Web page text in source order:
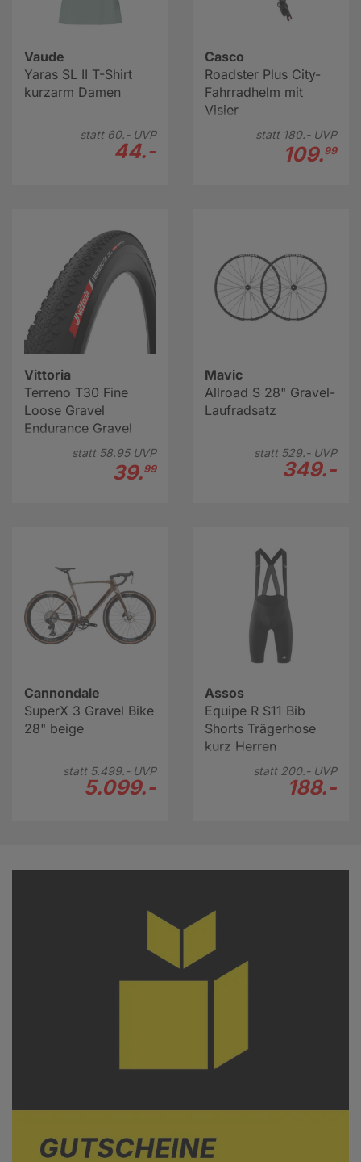
Vaude
Yaras SL II T-Shirt
kurzarm Damen
statt 60.-UVP
44.-
Casco
Roadster Plus City-
Fahrradhelm mit
Visier
statt 180.-UVP
109.99
Vittoria
Terreno T30 Fine
Loose Gravel
Endurance Gravel
Reifen 28"statt 58.95UVP
39.99
Mavic
Allroad S 28" Gravel-
Laufradsatz
statt 529.-UVP
349.-
Cannondale
SuperX 3 Gravel Bike
28" beige
statt 5.499.-UVP
5.099.-
Assos
Equipe R S11 Bib
Shorts Trägerhose
kurz Herren
statt 200.-UVP
188.-